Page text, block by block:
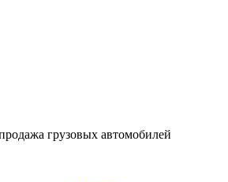
грузовых автомобилей